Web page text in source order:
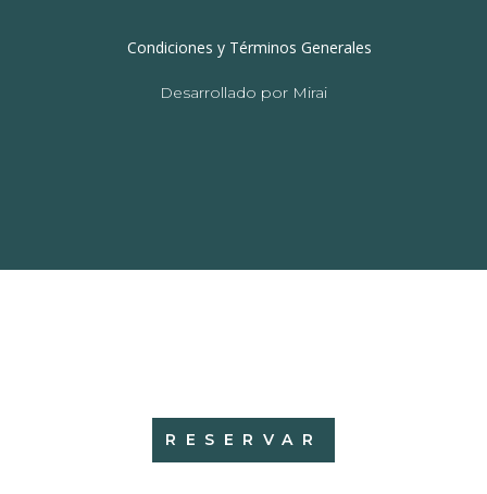
RESERVAR
Condiciones y Términos Generales
Desarrollado por Mirai